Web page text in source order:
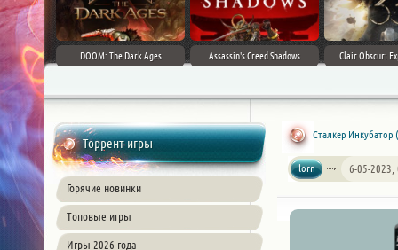
DOOM: The Dark Ages Assassin's Creed Shadows Clair Obscur:
Торрент игры
Горячие новинки
Топовые игры
Игры 2026 года
Сталкер Инкубатор
lorn 6-05-2023,